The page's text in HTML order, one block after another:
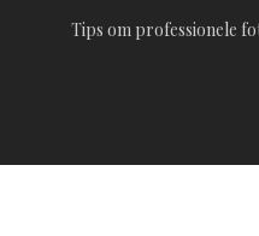
Tips om professionele